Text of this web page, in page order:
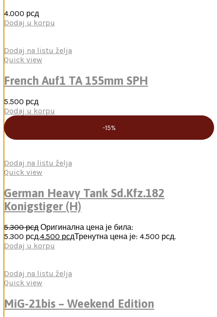
4.000 рсд
Dodaj u korpu
Dodaj na listu želja
Quick view
French Auf1 TA 155mm SPH
5.500 рсд
Dodaj u korpu
-15%
Dodaj na listu želja
Quick view
German Heavy Tank Sd.Kfz.182
Konigstiger (H)
5.300рсд Оригинална цена је била:
5.300 рсд.4.500 рсдТренутна цена је: 4.500 рсд.
Dodaj u korpu
Dodaj na listu želja
Quick view
MiG-21bis – Weekend Edition